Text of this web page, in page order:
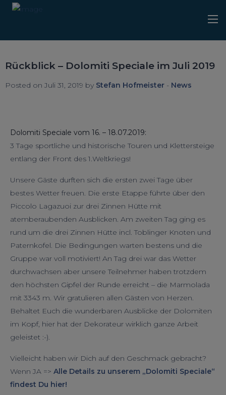
Rückblick – Dolomiti Speciale im Juli 2019
Posted on Juli 31, 2019 by Stefan Hofmeister - News
Dolomiti Speciale vom 16. – 18.07.2019:
3 Tage sportliche und historische Touren und Klettersteige
entlang der Front des 1.Weltkriegs!
Unsere Gäste durften sich die ersten zwei Tage über
bestes Wetter freuen. Die erste Etappe führte über den
Piccolo Lagazuoi zur drei Zinnen Hütte mit
atemberaubenden Ausblicken. Am zweiten Tag ging es
rund um die drei Zinnen Hütte incl. Toblinger Knoten und
Paternkofel. Die Bedingungen warten bestens und die
Gruppe war voll motiviert! An Tag drei war das Wetter
durchwachsen aber unsere Teilnehmer haben trotzdem
den höchsten Gipfel der Runde erreicht – die Marmolada
mit 3343 m. Wir gratulieren allen Gästen von Herzen.
Behaltet Euch die wunderbaren Ausblicke der Dolomiten
im Kopf, hier hat der Dekorateur wirklich ganze Arbeit
geleistet :-).
Vielleicht haben wir Dich auf den Geschmack gebracht?
Wenn JA => Alle Details zu unserem „Dolomiti Speciale“
findest Du hier!